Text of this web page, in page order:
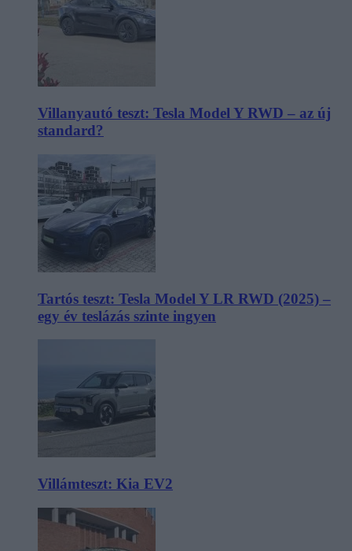
Villanyautó teszt: Tesla Model Y RWD – az új
standard?
Tartós teszt: Tesla Model Y LR RWD (2025) –
egy év teslázás szinte ingyen
Villámteszt: Kia EV2